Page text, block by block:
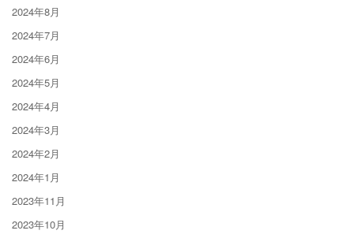
2024年8月
2024年7月
2024年6月
2024年5月
2024年4月
2024年3月
2024年2月
2024年1月
2023年11月
2023年10月